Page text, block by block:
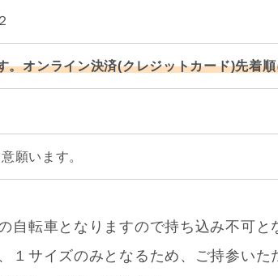
オンライン決済(クレジットカード)先着
願います。
転車となりますので持ち込み不可と
サイズのみとなるため、ご持参いた